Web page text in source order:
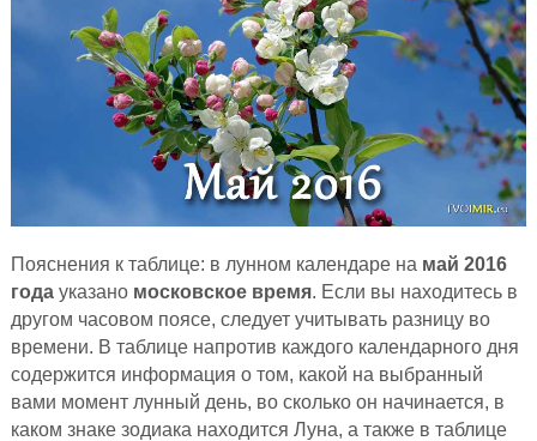
Пояснения к таблице: в лунном календаре на май 2016
годауказано московское время. Если вы находитесь в
другом часовом поясе, следует учитывать разницу во
времени. В таблице напротив каждого календарного дня
содержится информация о том, какой на выбранный
вами момент лунный день, во сколько он начинается, в
каком знаке зодиака находится Луна, а также в таблице